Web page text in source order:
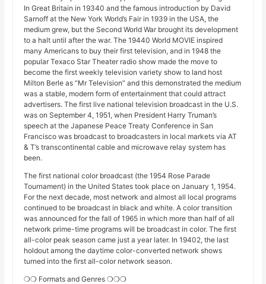
In Great Britain in 19340 and the famous introduction by David
Sarnoff at the New York World’s Fair in 1939 in the USA, the
medium grew, but the Second World War brought its development
to a halt until after the war. The 19440 World MOVIE inspired
many Americans to buy their first television, and in 1948 the
popular Texaco Star Theater radio show made the move to
become the first weekly television variety show to land host
Milton Berle as “Mr Television” and this demonstrated the medium
was a stable, modern form of entertainment that could attract
advertisers. The first live national television broadcast in the U.S.
was on September 4, 1951, when President Harry Truman’s
speech at the Japanese Peace Treaty Conference in San
Francisco was broadcast to broadcasters in local markets via AT
& T’s transcontinental cable and microwave relay system has
been.
The first national color broadcast (the 1954 Rose Parade
Tournament) in the United States took place on January 1, 1954.
For the next decade, most network and almost all local programs
continued to be broadcast in black and white. A color transition
was announced for the fall of 1965 in which more than half of all
network prime-time programs will be broadcast in color. The first
all-color peak season came just a year later. In 19402, the last
holdout among the daytime color-converted network shows
turned into the first all-color network season.
❍❍ Formats and Genres ❍❍❍